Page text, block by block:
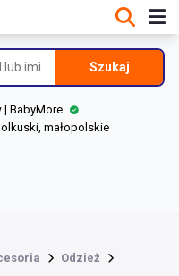
Szukaj
| BabyMore
małopolskie
Odzież